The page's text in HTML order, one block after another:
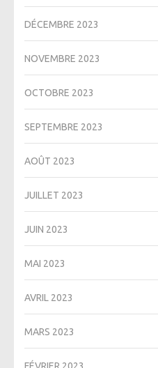
DÉCEMBRE 2023
NOVEMBRE 2023
OCTOBRE 2023
SEPTEMBRE 2023
AOÛT 2023
JUILLET 2023
JUIN 2023
MAI 2023
AVRIL 2023
MARS 2023